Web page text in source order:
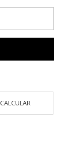
CALCULAR